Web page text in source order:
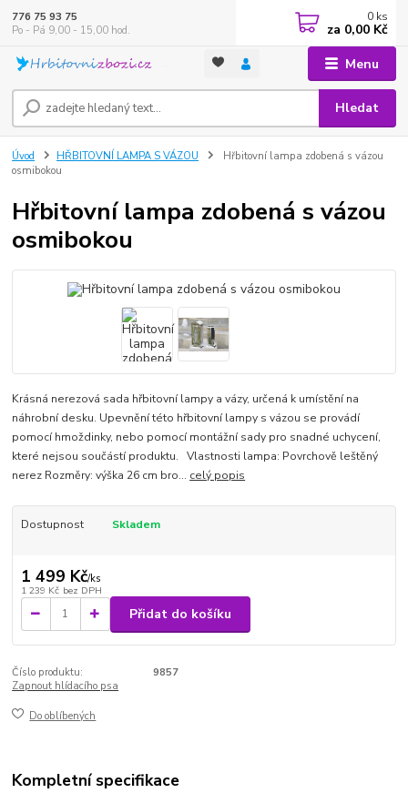
Menu
Hledat
776 75 93 75
Po - Pá 9,00 - 15,00 hod.
0 ks
za 0,00 Kč
Úvod HŘBITOVNÍ LAMPA S VÁZOU
Hřbitovní lampa zdobená s vázou
osmibokou
Hřbitovní lampa zdobená s vázou
osmibokou
Krásná nerezová sada hřbitovní lampy a vázy, určená k umístění na
náhrobní desku. Upevnění této hřbitovní lampy s vázou se provádí
pomocí hmoždinky, nebo pomocí montážní sady pro snadné uchycení,
které nejsou součástí produktu. Vlastnosti lampa: Povrchově leštěný
nerez Rozměry: výška 26 cm bro... celý popis
Dostupnost Skladem
1 499 Kč/ks
1 239 Kč bez DPH
Přidat do košíku
Číslo produktu:
9857
Zapnout hlídacího psa
Do oblíbených
Kompletní specifikace